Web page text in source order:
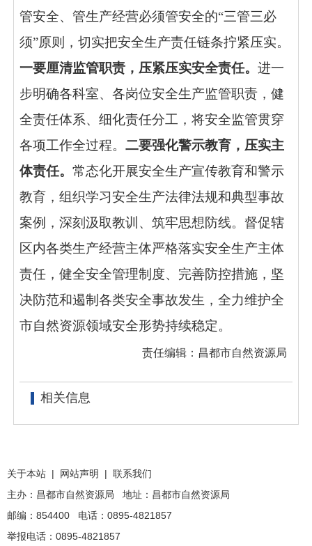
管安全、管生产经营必须管安全的“三管三必
须”原则，切实把安全生产责任链条拧紧压实。
一要厘清监管职责，压紧压实安全责任。 进一
步明确各科室、各岗位安全生产监管职责，健
全责任体系、细化责任分工，将安全监管贯穿
各项工作全过程。 二要强化警示教育，压实主
体责任。 常态化开展安全生产宣传教育和警示
教育，组织学习安全生产法律法规和典型事故
案例，深刻汲取教训、筑牢思想防线。督促辖
区内各类生产经营主体严格落实安全生产主体
责任，健全安全管理制度、完善防控措施，坚
决防范和遏制各类安全事故发生，全力维护全
市自然资源领域安全形势持续稳定。
责任编辑：昌都市自然资源局
相关信息
关于本站 | 网站声明 | 联系我们
主办：昌都市自然资源局 地址：昌都市自然资源局
邮编：854400 电话：0895-4821857
举报电话：0895-4821857